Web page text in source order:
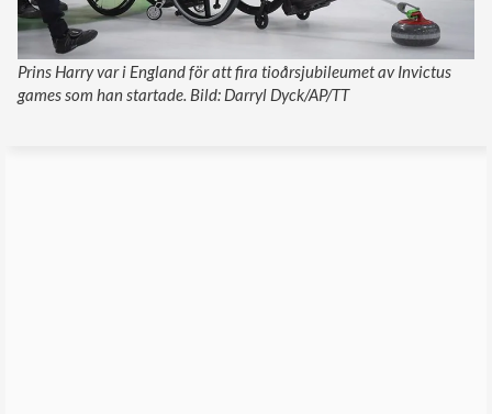
Prins Harry var i England för att fira tioårsjubileumet av Invictus
games som han startade. Bild: Darryl Dyck/AP/TT